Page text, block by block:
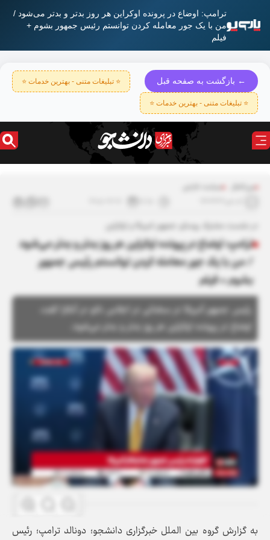
ترامپ: اوضاع در پرونده اوکراین هر روز بدتر و بدتر می‌شود /
من با یک جور معامله کردن توانستم رئیس جمهور بشوم +
فیلم
← بازگشت به صفحه قبل ⭐ تبلیغات متنی - بهترین خدمات ⭐
⭐ تبلیغات متنی - بهترین خدمات ⭐